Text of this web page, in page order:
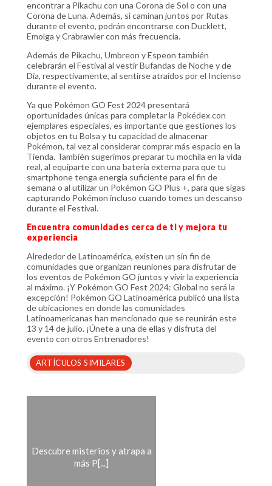
encontrar a Pikachu con una Corona de Sol o con una
Corona de Luna. Además, si caminan juntos por Rutas
durante el evento, podrán encontrarse con Ducklett,
Emolga y Crabrawler con más frecuencia.
Además de Pikachu, Umbreon y Espeon también
celebrarán el Festival al vestir Bufandas de Noche y de
Día, respectivamente, al sentirse atraídos por el Incienso
durante el evento.
Ya que Pokémon GO Fest 2024 presentará
oportunidades únicas para completar la Pokédex con
ejemplares especiales, es importante que gestiones los
objetos en tu Bolsa y tu capacidad de almacenar
Pokémon, tal vez al considerar comprar más espacio en la
Tienda. También sugerimos preparar tu mochila en la vida
real, al equiparte con una batería externa para que tu
smartphone tenga energía suficiente para el fin de
semana o al utilizar un Pokémon GO Plus +, para que sigas
capturando Pokémon incluso cuando tomes un descanso
durante el Festival.
Encuentra comunidades cerca de ti y mejora tu
experiencia
Alrededor de Latinoamérica, existen un sin fin de
comunidades que organizan reuniones para disfrutar de
los eventos de Pokémon GO juntos y vivir la experiencia
al máximo. ¡Y Pokémon GO Fest 2024: Global no será la
excepción! Pokémon GO Latinoamérica publicó una lista
de ubicaciones en donde las comunidades
Latinoamericanas han mencionado que se reunirán este
13 y 14 de julio. ¡Únete a una de ellas y disfruta del
evento con otros Entrenadores!
ARTÍCULOS SIMILARES
Descubre misterios y atrapa a
más P[...]